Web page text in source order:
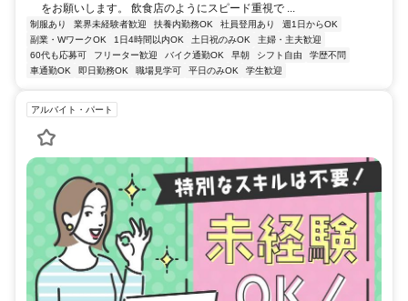
をお願いします。 飲食店のようにスピード重視で ...
制服あり 業界未経験者歓迎 扶養内勤務OK 社員登用あり
週1日からOK
副業・WワークOK
1日4時間以内OK 土日祝のみOK
主婦・主夫歓迎
60代も応募可
フリーター歓迎 バイク通勤OK 早朝 シフト自由
学歴不問
車通勤OK
即日勤務OK 職場見学可 平日のみOK 学生歓迎
アルバイト・パート